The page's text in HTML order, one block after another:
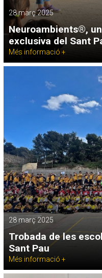
28 març 2025
Neuroambients®,
exclusiva del Sant
Més informació +
28 març 2025
Trobada de les
Sant Pau
Més informació +